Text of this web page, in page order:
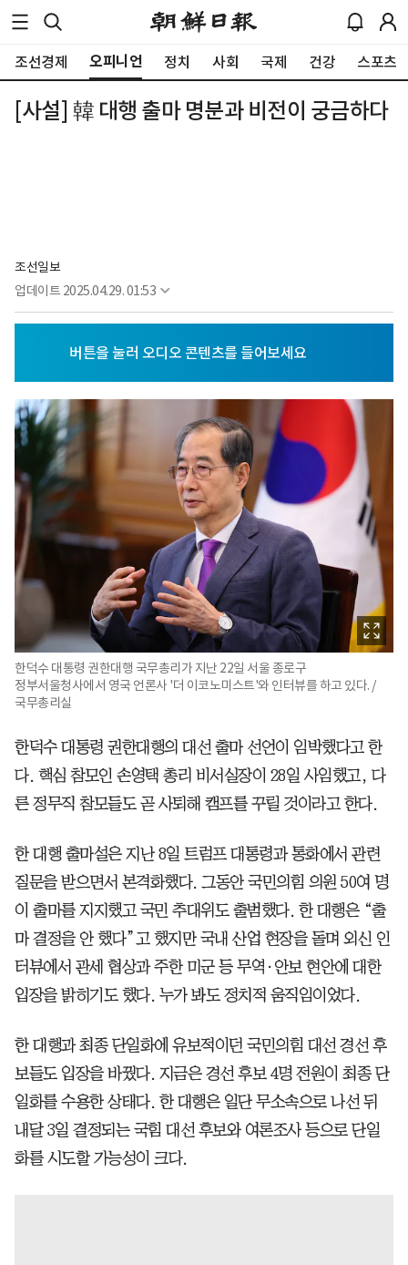
조선경제 오피니언 정치 사회 국제 건강 스포츠
[사설] 韓 대행 출마 명분과 비전이 궁금하다
조선일보
업데이트 2025.04.29. 01:53
한덕수 대통령 권한대행 국무총리가 지난 22일 서울 종로구
정부서울청사에서 영국 언론사 '더 이코노미스트'와 인터뷰를 하고 있다. /
국무총리실
한덕수 대통령 권한대행의 대선 출마 선언이 임박했다고 한
다. 핵심 참모인 손영택 총리 비서실장이 28일 사임했고, 다
른 정무직 참모들도 곧 사퇴해 캠프를 꾸릴 것이라고 한다.
한 대행 출마설은 지난 8일 트럼프 대통령과 통화에서 관련
질문을 받으면서 본격화했다. 그동안 국민의힘 의원 50여 명
이 출마를 지지했고 국민 추대위도 출범했다. 한 대행은 “출
마 결정을 안 했다”고 했지만 국내 산업 현장을 돌며 외신 인
터뷰에서 관세 협상과 주한 미군 등 무역·안보 현안에 대한
입장을 밝히기도 했다. 누가 봐도 정치적 움직임이었다.
한 대행과 최종 단일화에 유보적이던 국민의힘 대선 경선 후
보들도 입장을 바꿨다. 지금은 경선 후보 4명 전원이 최종 단
일화를 수용한 상태다. 한 대행은 일단 무소속으로 나선 뒤
내달 3일 결정되는 국힘 대선 후보와 여론조사 등으로 단일
화를 시도할 가능성이 크다.